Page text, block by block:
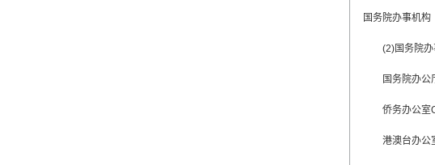
国务院办事机构
(2)国务院办
国务院办公厅
侨务办公室
港澳台办公室